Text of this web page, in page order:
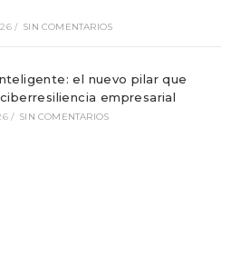
/ SIN COMENTARIOS
el nuevo pilar que
empresarial
/ SIN COMENTARIOS